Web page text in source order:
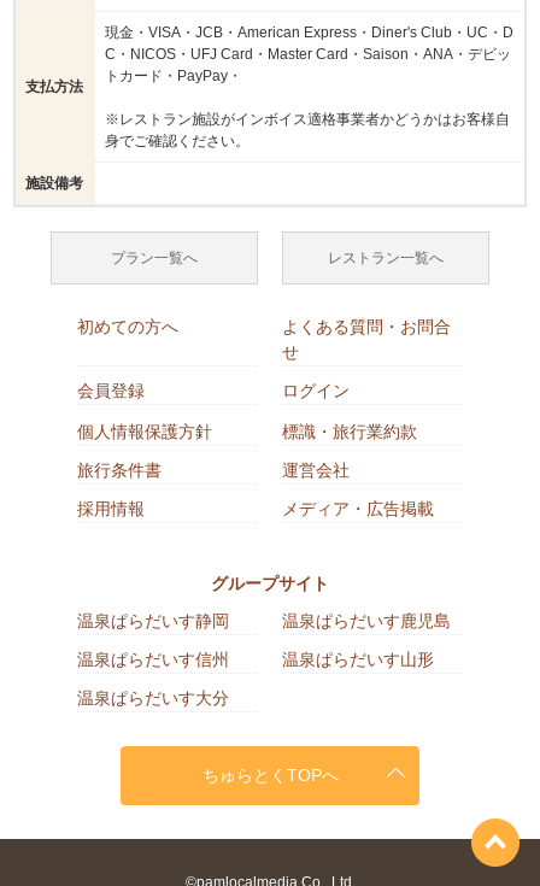
支払方法
現金・VISA・JCB・American Express・Diner's Club・UC・D
C・NICOS・UFJ Card・Master Card・Saison・ANA・デビッ
トカード・PayPay・
※レストラン施設がインボイス適格事業者かどうかはお客様自
身でご確認ください。
施設備考
プラン一覧へ レストラン一覧へ
初めての方へ
よくある質問・お問合
せ
会員登録
ログイン
個人情報保護方針
標識・旅行業約款
旅行条件書
運営会社
採用情報
メディア・広告掲載
グループサイト
温泉ぱらだいす静岡
温泉ぱらだいす鹿児島
温泉ぱらだいす信州
温泉ぱらだいす山形
温泉ぱらだいす大分
ちゅらとくTOPへ
©pamlocalmedia Co., Ltd.